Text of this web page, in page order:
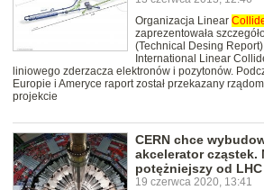
Organizacja Linear
zaprezentowała
(Technical Desing
International Linear
liniowego zderzacza elektronów i pozytonów.
Europie i Ameryce raport został przekazany
projekcie
CERN chce
akcelerator cząstek.
potężniejszy od LHC
19 czerwca 2020, 13:41